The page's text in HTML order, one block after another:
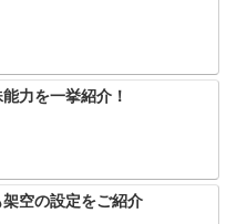
力を一挙紹介！
空の設定をご紹介